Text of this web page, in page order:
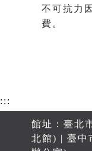
不可抗力
費。
:::
館址：臺北
北館) | 臺中